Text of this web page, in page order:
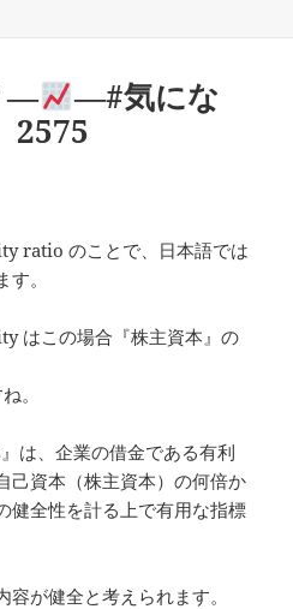
―
―#気にな
2575
ratio のことで、日本語では
。
はこの場合『株主資本』の
。
は、企業の借金である有利
己資本（株主資本）の何倍か
健全性を計る上で有用な指標
が健全と考えられます。